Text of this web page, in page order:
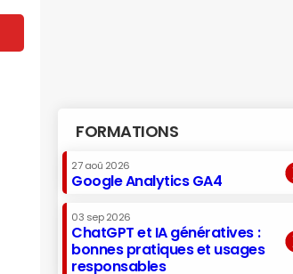
FORMATIONS
27 aoû 2026
Google Analytics GA4
03 sep 2026
ChatGPT et IA génératives :
bonnes pratiques et usages
responsables